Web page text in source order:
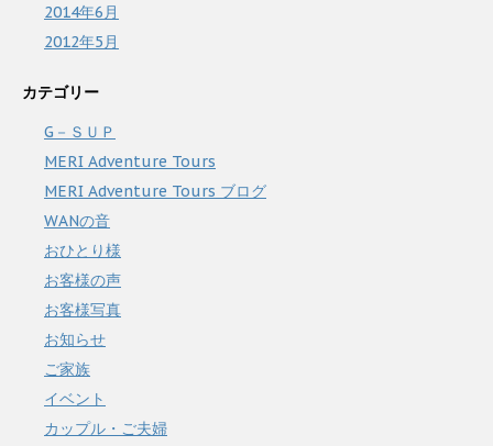
2014年6月
2012年5月
カテゴリー
G－ＳＵＰ
MERI Adventure Tours
MERI Adventure Tours ブログ
WANの音
おひとり様
お客様の声
お客様写真
お知らせ
ご家族
イベント
カップル・ご夫婦